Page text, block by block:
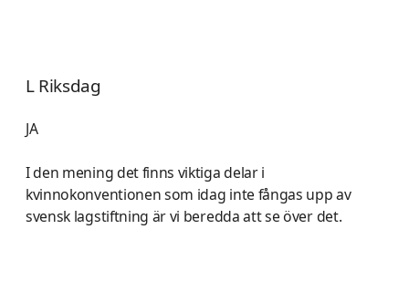
L Riksdag
JA
I den mening det finns viktiga delar i
kvinnokonventionen som idag inte fångas upp av
svensk lagstiftning är vi beredda att se över det.